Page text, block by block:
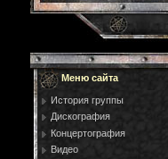
Меню сайта
История группы
Дискография
Концертография
Видео